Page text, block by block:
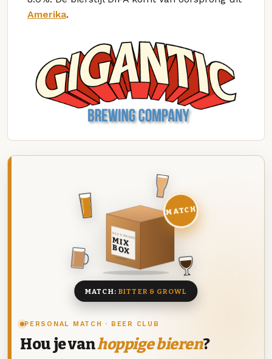
Amerika.
PERSONAL MATCH · BEER CLUB
Hou je vanhoppige bieren?
DEZE MAAND
MIX
BOX
8 BIEREN
MATCH
MATCH: BITTER & GROWL